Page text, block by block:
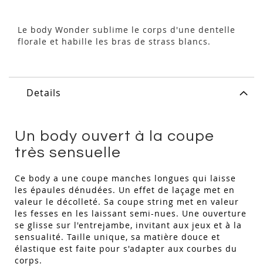
Le body Wonder sublime le corps d'une dentelle
florale et habille les bras de strass blancs.
Details
Un body ouvert à la coupe
très sensuelle
Ce body a une coupe manches longues qui laisse
les épaules dénudées. Un effet de laçage met en
valeur le décolleté. Sa coupe string met en valeur
les fesses en les laissant semi-nues. Une ouverture
se glisse sur l'entrejambe, invitant aux jeux et à la
sensualité. Taille unique, sa matière douce et
élastique est faite pour s'adapter aux courbes du
corps.